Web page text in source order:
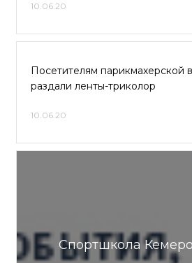
10.06.20
Посетителям парикмахерской
раздали ленты-триколор
10.06.20
Спортшкола